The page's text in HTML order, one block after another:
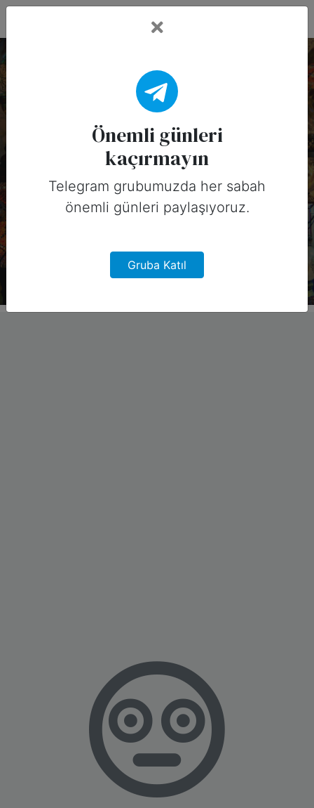
8 Aralık, 2025
Tarihinin Önemli
Günleri (Kanada)
8 Aralık, 2025 tarihinde Kanada için
sosyal medyada paylaşabileceğiniz
önemli günler
Önemli günleri
kaçırmayın
Telegram grubumuzda her sabah
önemli günleri paylaşıyoruz.
Gruba Katıl